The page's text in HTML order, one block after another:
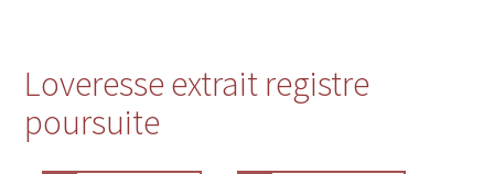
Loveresse extrait registre
poursuite